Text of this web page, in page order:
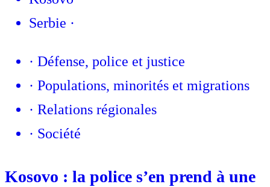
Serbie ·
· Défense, police et justice
· Populations, minorités et migrations
· Relations régionales
· Société
Kosovo : la police s’en prend à une